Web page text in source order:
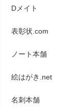
Dメイト
表彰状.com
ノート本舗
絵はがき.net
名刺本舗